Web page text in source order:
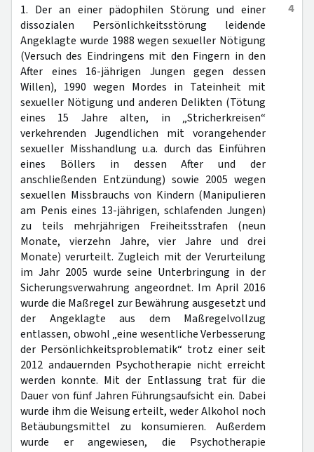
4
1. Der an einer pädophilen Störung und einer
dissozialen Persönlichkeitsstörung leidende
Angeklagte wurde 1988 wegen sexueller Nötigung
(Versuch des Eindringens mit den Fingern in den
After eines 16-jährigen Jungen gegen dessen
Willen), 1990 wegen Mordes in Tateinheit mit
sexueller Nötigung und anderen Delikten (Tötung
eines 15 Jahre alten, in „Stricherkreisen“
verkehrenden Jugendlichen mit vorangehender
sexueller Misshandlung u.a. durch das Einführen
eines Böllers in dessen After und der
anschließenden Entzündung) sowie 2005 wegen
sexuellen Missbrauchs von Kindern (Manipulieren
am Penis eines 13-jährigen, schlafenden Jungen)
zu teils mehrjährigen Freiheitsstrafen (neun
Monate, vierzehn Jahre, vier Jahre und drei
Monate) verurteilt. Zugleich mit der Verurteilung
im Jahr 2005 wurde seine Unterbringung in der
Sicherungsverwahrung angeordnet. Im April 2016
wurde die Maßregel zur Bewährung ausgesetzt und
der Angeklagte aus dem Maßregelvollzug
entlassen, obwohl „eine wesentliche Verbesserung
der Persönlichkeitsproblematik“ trotz einer seit
2012 andauernden Psychotherapie nicht erreicht
werden konnte. Mit der Entlassung trat für die
Dauer von fünf Jahren Führungsaufsicht ein. Dabei
wurde ihm die Weisung erteilt, weder Alkohol noch
Betäubungsmittel zu konsumieren. Außerdem
wurde er angewiesen, die Psychotherapie